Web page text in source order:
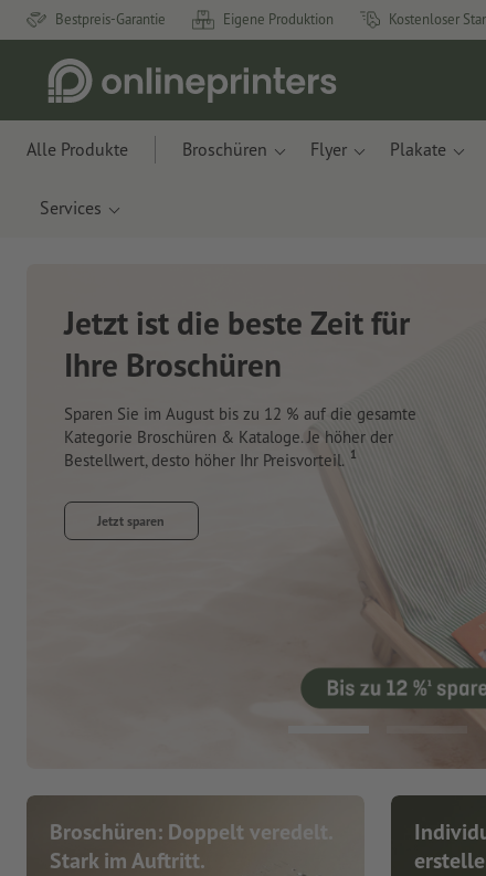
Bestpreis-Garantie Eigene Produktion Kostenloser
Alle Produkte Broschüren Flyer Plakate
Services
Neue Notizbücher &
Planer für Ihren
Schreibtisch
Mit innovativen Materialien aus Apfelresten und
Jetzt entdecken
Broschüren: Doppelt veredelt.
Stark im Auftritt.